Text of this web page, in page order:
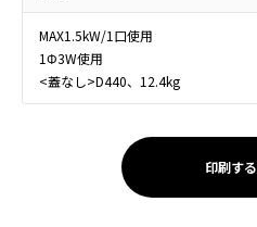
MAX1.5kW/1口使用
1Φ3W使用
<蓋なし>D440、12.4kg
印刷する